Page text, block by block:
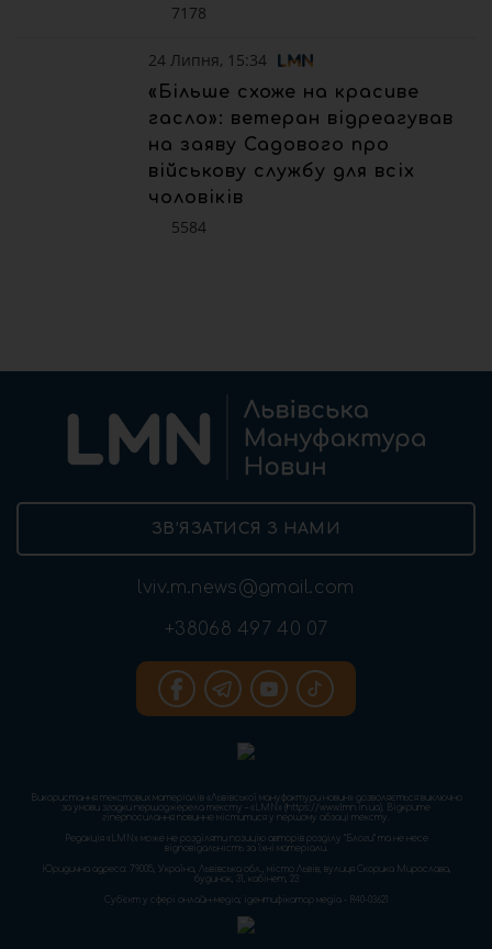
7178
24 Липня, 15:34
«Більше схоже на красиве
гасло»: ветеран відреагував
на заяву Садового про
військову службу для всіх
чоловіків
5584
ЗВ’ЯЗАТИСЯ З НАМИ
lviv.m.news@gmail.com
+38068 497 40 07
Використання текстових матеріалів «Львівської мануфактури новин» дозволяється виключно
за умови згадки першоджерела тексту – «LMN» (https://www.lmn.in.ua). Відкрите
гіперпосилання повинне міститися у першому абзаці тексту.
Редакція «LMN» може не розділяти позицію авторів розділу “Блоги” та не несе
відповідальність за їхні матеріали.
Юридична адреса: 79005, Україна, Львівська обл., місто Львів, вулиця Скорика Мирослава,
будинок, 31, кабінет, 23
Cуб'єкт у сфері онлайн-медіа; ідентифікатор медіа - R40-03621